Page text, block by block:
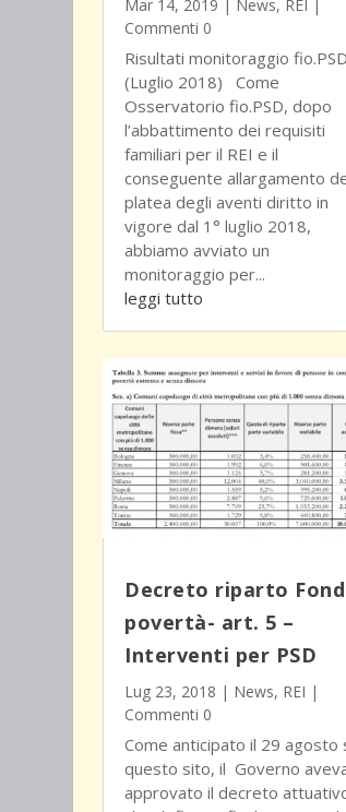
Mar 14, 2019 | News, REI |
Commenti 0
Risultati monitoraggio fio.PSD
(Luglio 2018) Come
Osservatorio fio.PSD, dopo
l’abbattimento dei requisiti
familiari per il REI e il
conseguente allargamento
platea degli aventi diritto in
vigore dal 1° luglio 2018,
abbiamo avviato un
monitoraggio per...
leggi tutto
Decreto riparto
povertà- art. 5 –
Interventi per PSD
Lug 23, 2018 | News, REI |
Commenti 0
Come anticipato il 29 agosto
questo sito, il Governo
approvato il decreto